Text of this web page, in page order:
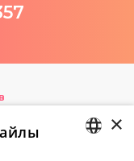
ПОДАРОК!
×